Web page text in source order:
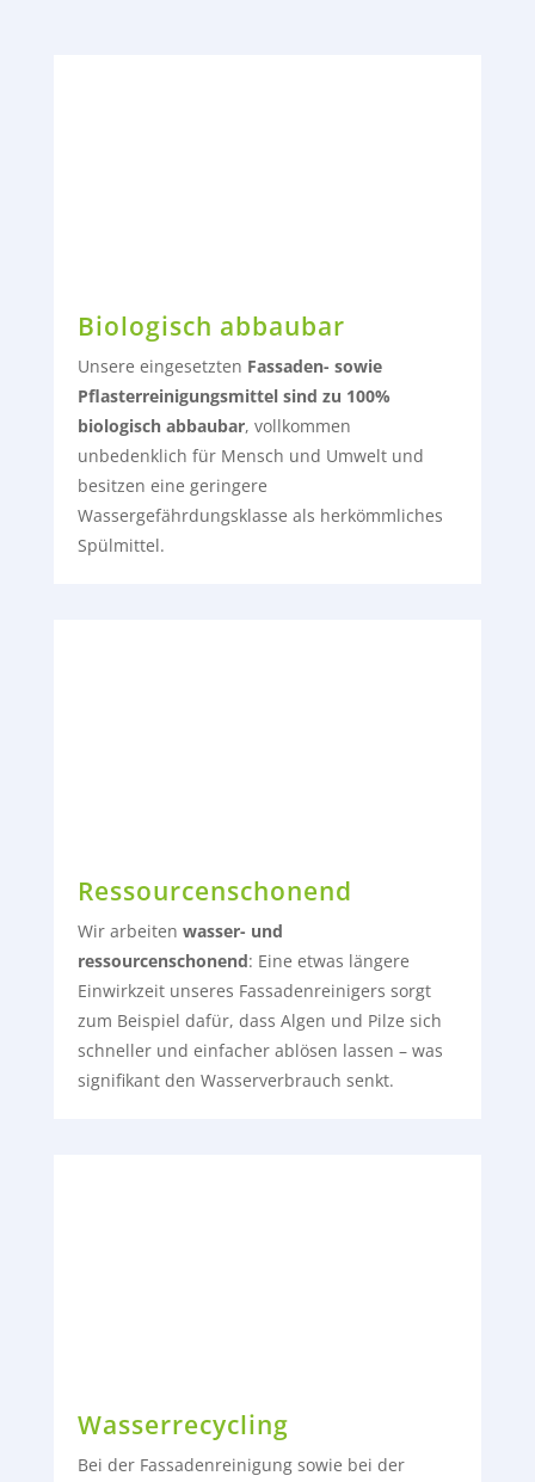
Biologisch abbaubar
Unsere eingesetzten Fassaden- sowie
Pflasterreinigungsmittel sind zu 100%
biologisch abbaubar, vollkommen
unbedenklich für Mensch und Umwelt und
besitzen eine geringere
Wassergefährdungsklasse als herkömmliches
Spülmittel.
Ressourcenschonend
Wir arbeiten wasser- und
ressourcenschonend: Eine etwas längere
Einwirkzeit unseres Fassadenreinigers sorgt
zum Beispiel dafür, dass Algen und Pilze sich
schneller und einfacher ablösen lassen – was
signifikant den Wasserverbrauch senkt.
Wasserrecycling
Bei der Fassadenreinigung sowie bei der